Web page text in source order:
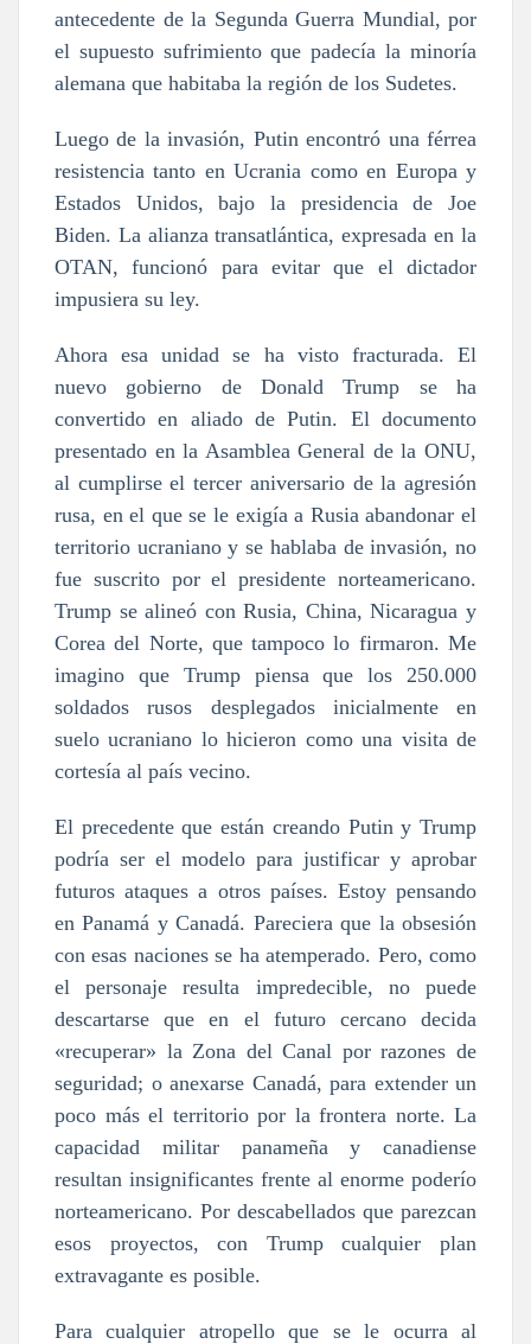
antecedente de la Segunda Guerra Mundial, por
el supuesto sufrimiento que padecía la minoría
alemana que habitaba la región de los Sudetes.
Luego de la invasión, Putin encontró una férrea
resistencia tanto en Ucrania como en Europa y
Estados Unidos, bajo la presidencia de Joe
Biden. La alianza transatlántica, expresada en la
OTAN, funcionó para evitar que el dictador
impusiera su ley.
Ahora esa unidad se ha visto fracturada. El
nuevo gobierno de Donald Trump se ha
convertido en aliado de Putin. El documento
presentado en la Asamblea General de la ONU,
al cumplirse el tercer aniversario de la agresión
rusa, en el que se le exigía a Rusia abandonar el
territorio ucraniano y se hablaba de invasión, no
fue suscrito por el presidente norteamericano.
Trump se alineó con Rusia, China, Nicaragua y
Corea del Norte, que tampoco lo firmaron. Me
imagino que Trump piensa que los 250.000
soldados rusos desplegados inicialmente en
suelo ucraniano lo hicieron como una visita de
cortesía al país vecino.
El precedente que están creando Putin y Trump
podría ser el modelo para justificar y aprobar
futuros ataques a otros países. Estoy pensando
en Panamá y Canadá. Pareciera que la obsesión
con esas naciones se ha atemperado. Pero, como
el personaje resulta impredecible, no puede
descartarse que en el futuro cercano decida
«recuperar» la Zona del Canal por razones de
seguridad; o anexarse Canadá, para extender un
poco más el territorio por la frontera norte. La
capacidad militar panameña y canadiense
resultan insignificantes frente al enorme poderío
norteamericano. Por descabellados que parezcan
esos proyectos, con Trump cualquier plan
extravagante es posible.
Para cualquier atropello que se le ocurra al